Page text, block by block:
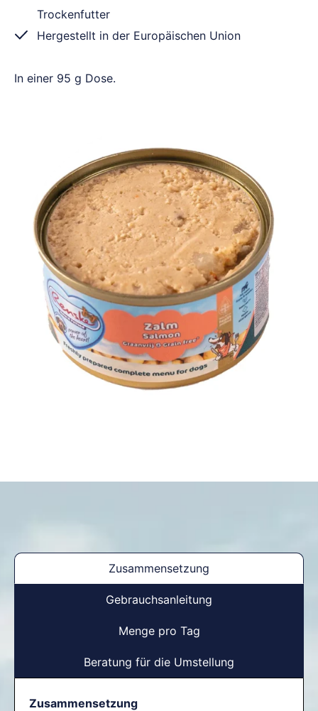
Trockenfutter
Hergestellt in der Europäischen Union
In einer 95 g Dose.
Zusammensetzung
Gebrauchsanleitung
Menge pro Tag
Beratung für die Umstellung
Zusammensetzung